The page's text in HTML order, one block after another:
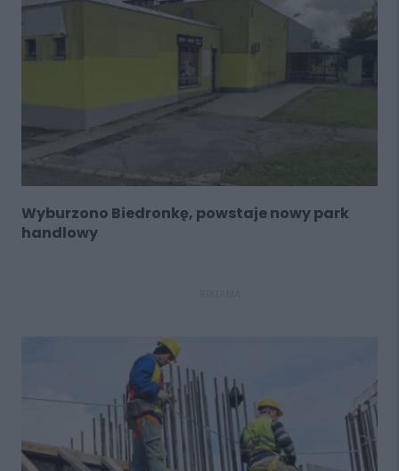
Wyburzono Biedronkę, powstaje nowy park
handlowy